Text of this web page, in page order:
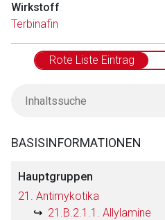
Wirkstoff
Terbinafin
Rote Liste Eintrag
BASISINFORMATIONEN
Hauptgruppen
21. Antimykotika
21.B.2.1.1. Allylamine